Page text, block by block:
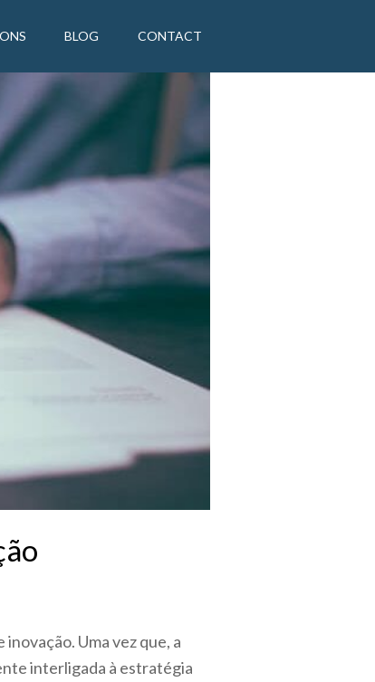
BLOG CONTACT
Uma vez que, a
interligada à estratégia